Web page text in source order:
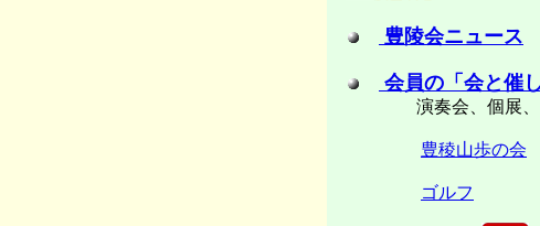
豊陵会ニュース
会員の「会と催
演奏会、個展、同
豊稜山歩の会
ゴルフ